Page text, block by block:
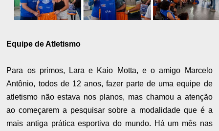
Equipe de Atletismo
Para os primos, Lara e Kaio Motta, e o amigo Marcelo
Antônio, todos de 12 anos, fazer parte de uma equipe de
atletismo não estava nos planos, mas chamou a atenção
ao começarem a pesquisar sobre a modalidade que é a
mais antiga prática esportiva do mundo. Há um mês nas